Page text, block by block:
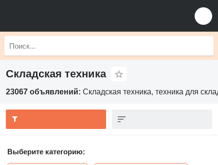
Складская техника
23067 объявлений: Складская техника, техника для
Выберите категорию: